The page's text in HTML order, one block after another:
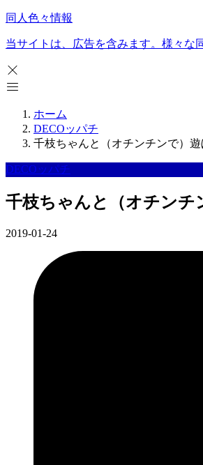
同人色々情報
当サイトは、広告を含みます。様々な
ホーム
DECOッパチ
千枝ちゃんと（オチンチンで）
DECOッパチ
千枝ちゃんと（オチンチ
2019-01-24